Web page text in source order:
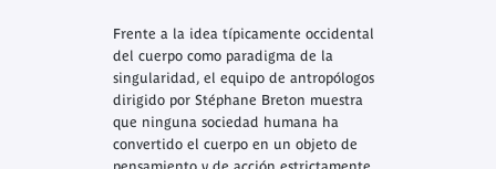
Frente a la idea típicamente occidental
del cuerpo como paradigma de la
singularidad, el equipo de antropólogos
dirigido por Stéphane Breton muestra
que ninguna sociedad humana ha
convertido el cuerpo en un objeto de